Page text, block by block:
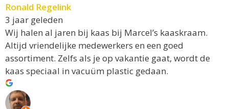
Ronald Regelink
3 jaar geleden
Wij halen al jaren bij kaas bij Marcel’s kaaskraam.
Altijd vriendelijke medewerkers en een goed
assortiment. Zelfs als je op vakantie gaat, wordt de
kaas speciaal in vacuüm plastic gedaan.